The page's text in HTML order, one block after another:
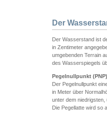
Der
Der Wasserstand ist
in Zentimeter
umgebenden Terrain
des Wasserspiegels
Pegelnullpunkt
Der Pegelnullpunkt
in Meter über
unter dem niedrigsten,
Die Pegellatte wird so